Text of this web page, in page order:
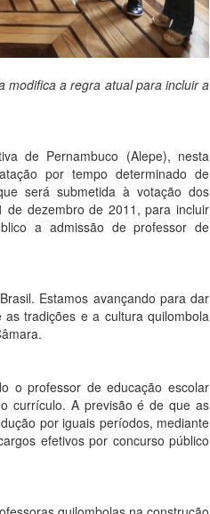
modifica a regra atual para incluir a
de Pernambuco (Alepe), nesta
por tempo determinado de
será submetida à votação dos
de dezembro de 2011, para incluir
a admissão de professor de
Estamos avançando para dar
tradições e a cultura quilombola
o professor de educação escolar
currículo. A previsão é de que as
por iguais períodos, mediante
efetivos por concurso público